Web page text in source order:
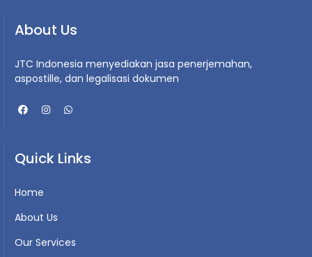
About Us
JTC Indonesia menyediakan jasa penerjemahan,
aspostille, dan legalisasi dokumen
Quick Links
Home
About Us
Our Services